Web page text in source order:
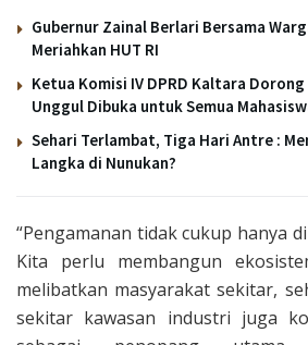
Gubernur Zainal Berlari Bersama
Meriahkan HUT RI
Ketua Komisi IV DPRD Kaltara
Unggul Dibuka untuk Semua
Sehari Terlambat, Tiga Hari Antre :
Langka di Nunukan?
“Pengamanan tidak cukup hanya
Kita perlu membangun
melibatkan masyarakat sekitar,
sekitar kawasan industri juga